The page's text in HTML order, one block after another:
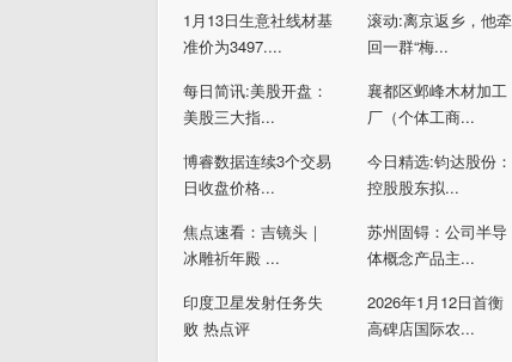
1月13日生意社线材基
准价为3497....
滚动:离京返乡，他牵
回一群“梅...
每日简讯:美股开盘：
美股三大指...
襄都区邺峰木材加工
厂（个体工商...
博睿数据连续3个交易
日收盘价格...
今日精选:钧达股份：
控股股东拟...
焦点速看：吉镜头｜
冰雕祈年殿 ...
苏州固锝：公司半导
体概念产品主...
印度卫星发射任务失
败 热点评
2026年1月12日首衡
高碑店国际农...